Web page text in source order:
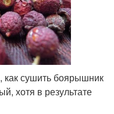
как сушить боярышник
хотя в результате